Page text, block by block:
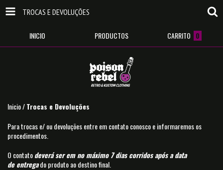
TROCAS E DEVOLUÇÕES
INICIO PRODUCTOS CARRITO 0
Inicio/Trocas e Devoluções
Para trocas e/ ou devoluções entre em contato conosco e informaremos os
procedimentos.
O contatodeverá ser em no máximo 7 dias corridos após a data
de entregado produto ao destino final.